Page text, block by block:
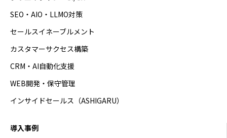
SEO・AIO・LLMO対策
セールスイネーブルメント
カスタマーサクセス構築
CRM・AI自動化支援
WEB開発・保守管理
インサイドセールス（ASHIGARU）
導入事例